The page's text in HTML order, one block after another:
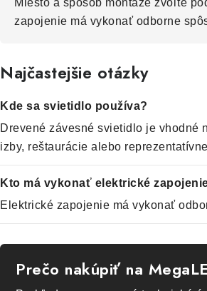
Miesto a spôsob montáže zvoľte
zapojenie má vykonať odborne
Najčastejšie otázky
Kde sa svietidlo používa?
Drevené závesné svietidlo je vhodné
izby, reštaurácie alebo
Kto má vykonať elektrické
Elektrické zapojenie má vykonať
Prečo nakúpiť na